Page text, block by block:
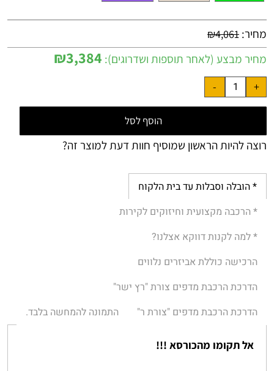
מחיר: ₪4,061
מחיר מבצע (לאחר תוספות ושדרוגים): ₪3,384
הוסף לסל
רוצה להיות הראשון שמוסיף חוות דעת למוצר זה?
* הובלה וסבלות עד בית הלקוח
* הרכבה מקצועית וחיזוקים לקירות
* למה לקנות דווקא אצלנו?
הרכישה כוללת אביזרים נלווים
הדרכת הרכבת מדפים צורת "רץ ישר"
הדרכת הרכבת מדפים "צורת ר"
התמונה להמחשה בלבד.
אל תקומו מהכורסא !!!